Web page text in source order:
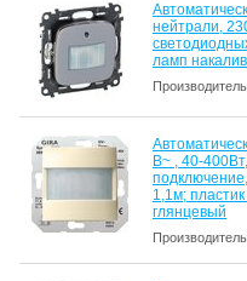
нейтрали,
ламп
В~ , 40-
1,1м;
глянцевый